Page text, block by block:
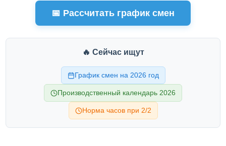
📅 Рассчитать график смен
🔥 Сейчас ищут
График смен на 2026 год
Производственный календарь 2026
Норма часов при 2/2